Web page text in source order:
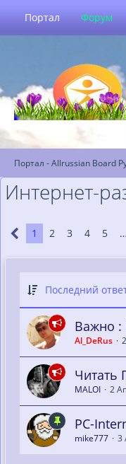
Портал Форум
Портал - Allrussian Board
Интернет-
1 2 3 4 5 …
Последний
Важно :
Al_DeRus
MALOI 2
PC-
mike777 3